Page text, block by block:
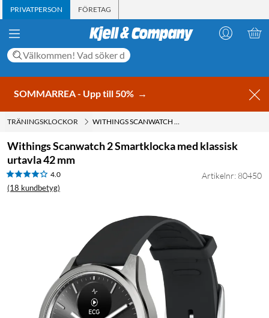
PRIVATPERSON FÖRETAG
SOMMARREA - Upp till 50% →
TRÄNINGSKLOCKOR WITHINGS SCANWATCH 2 SMARTKLOCKA MED KLASSISK URTAVLA 42 MM
Withings Scanwatch 2 Smartklocka med klassisk
urtavla 42 mm
4.0
(18 kundbetyg)
Artikelnr: 80450